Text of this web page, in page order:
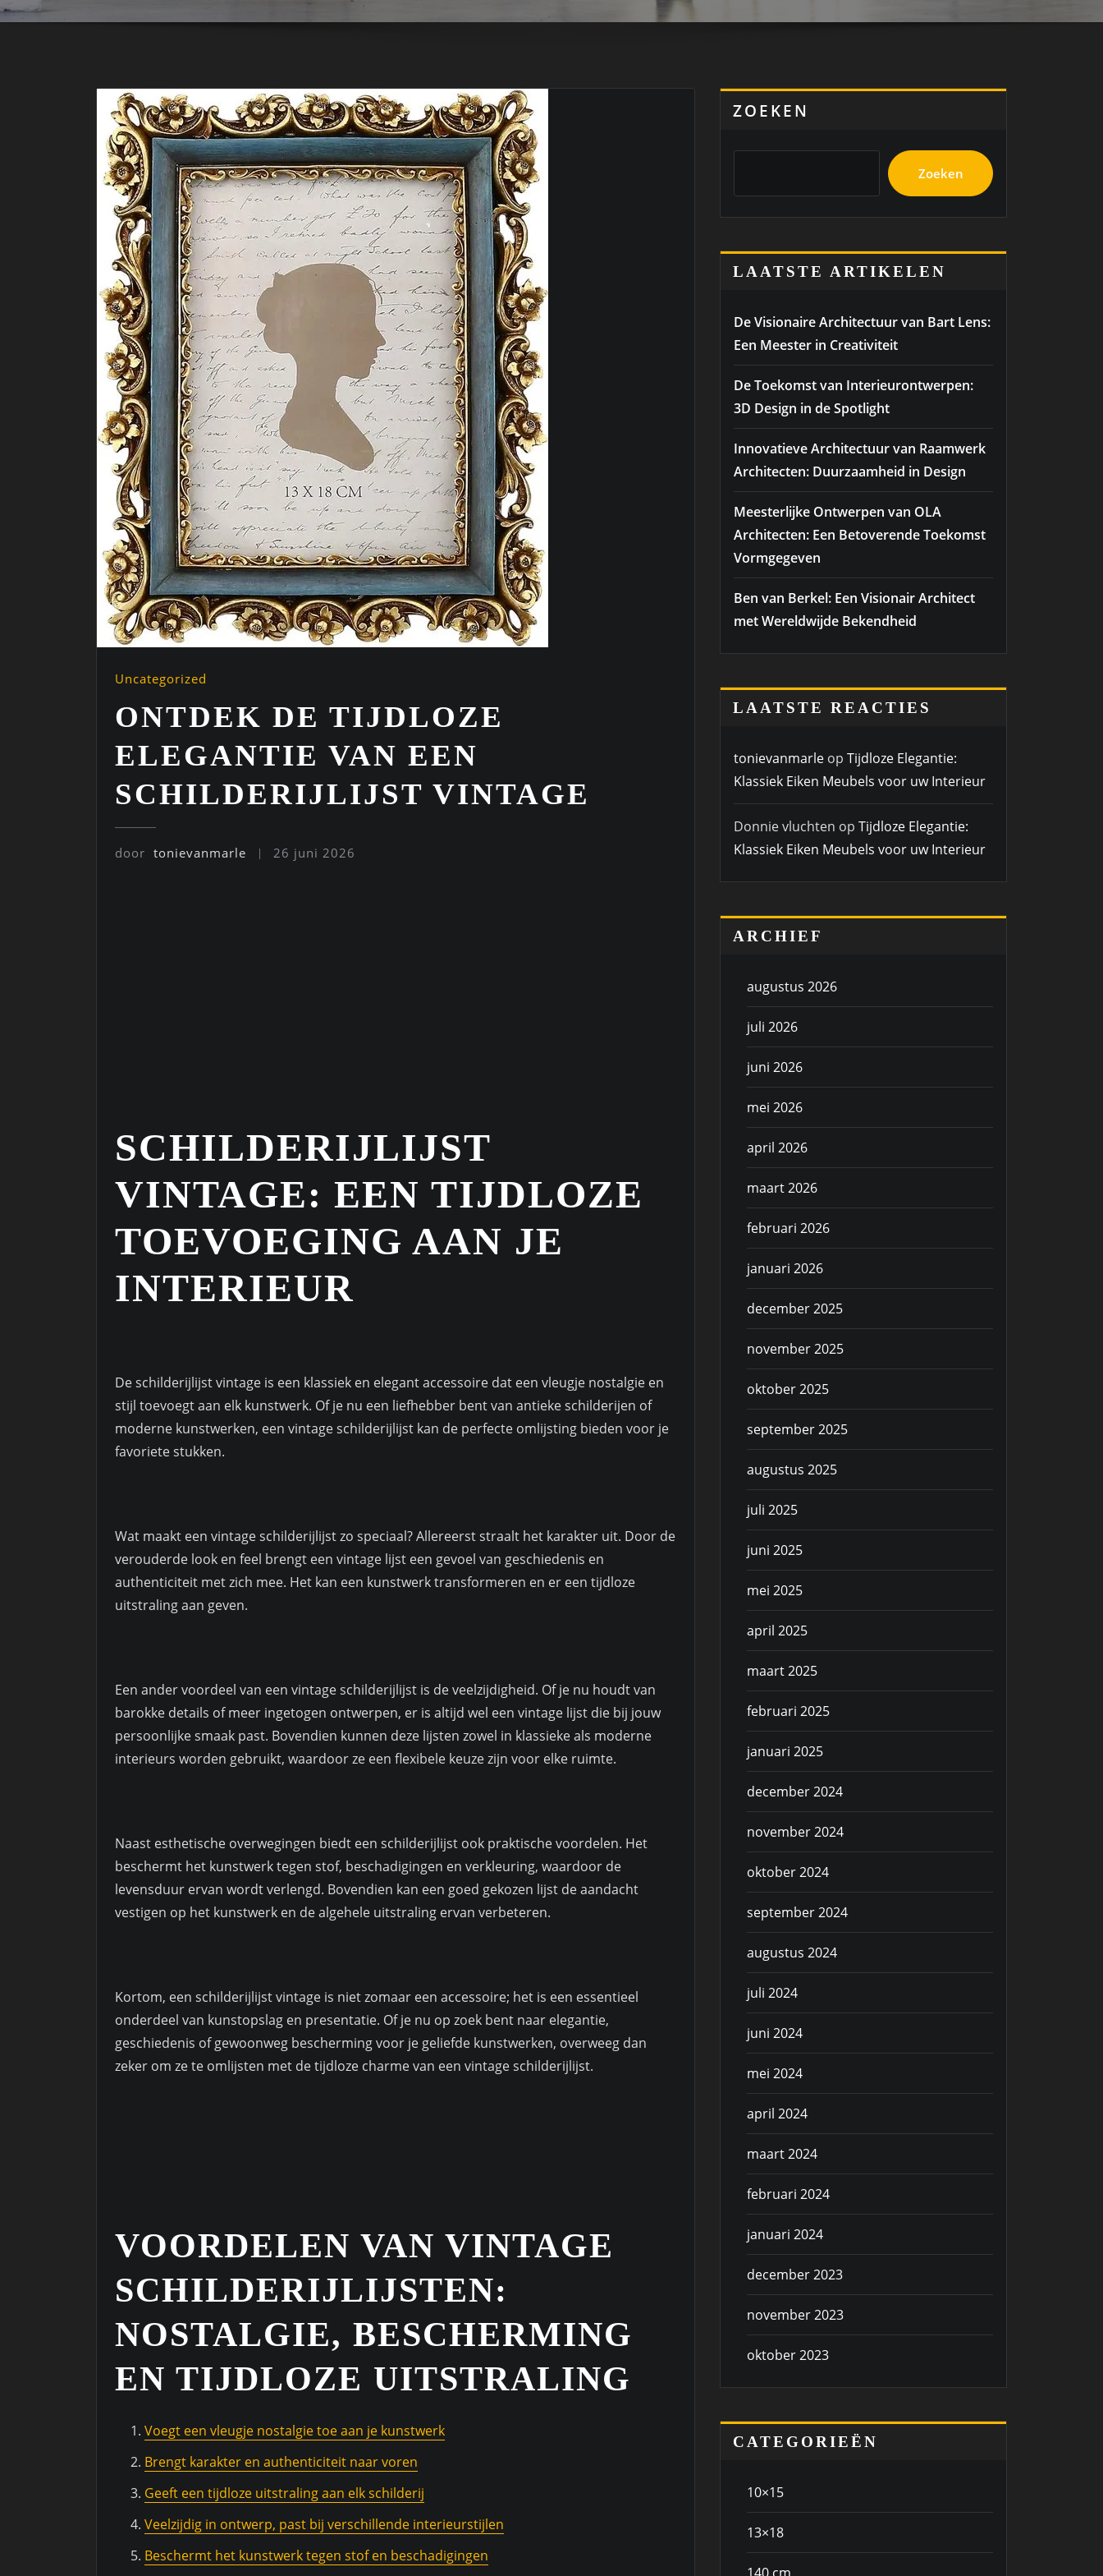
Uncategorized
ONTDEK DE TIJDLOZE
ELEGANTIE VAN EEN
SCHILDERIJLIJST VINTAGE
door tonievanmarle 26 juni 2026
SCHILDERIJLIJST
VINTAGE: EEN TIJDLOZE
TOEVOEGING AAN JE
INTERIEUR
De schilderijlijst vintage is een klassiek en elegant accessoire dat een vleugje nostalgie en
stijl toevoegt aan elk kunstwerk. Of je nu een liefhebber bent van antieke schilderijen of
moderne kunstwerken, een vintage schilderijlijst kan de perfecte omlijsting bieden voor je
favoriete stukken.
Wat maakt een vintage schilderijlijst zo speciaal? Allereerst straalt het karakter uit. Door de
verouderde look en feel brengt een vintage lijst een gevoel van geschiedenis en
authenticiteit met zich mee. Het kan een kunstwerk transformeren en er een tijdloze
uitstraling aan geven.
Een ander voordeel van een vintage schilderijlijst is de veelzijdigheid. Of je nu houdt van
barokke details of meer ingetogen ontwerpen, er is altijd wel een vintage lijst die bij jouw
persoonlijke smaak past. Bovendien kunnen deze lijsten zowel in klassieke als moderne
interieurs worden gebruikt, waardoor ze een flexibele keuze zijn voor elke ruimte.
Naast esthetische overwegingen biedt een schilderijlijst ook praktische voordelen. Het
beschermt het kunstwerk tegen stof, beschadigingen en verkleuring, waardoor de
levensduur ervan wordt verlengd. Bovendien kan een goed gekozen lijst de aandacht
vestigen op het kunstwerk en de algehele uitstraling ervan verbeteren.
Kortom, een schilderijlijst vintage is niet zomaar een accessoire; het is een essentieel
onderdeel van kunstopslag en presentatie. Of je nu op zoek bent naar elegantie,
geschiedenis of gewoonweg bescherming voor je geliefde kunstwerken, overweeg dan
zeker om ze te omlijsten met de tijdloze charme van een vintage schilderijlijst.
VOORDELEN VAN VINTAGE
SCHILDERIJLIJSTEN:
NOSTALGIE, BESCHERMING
EN TIJDLOZE UITSTRALING
Voegt een vleugje nostalgie toe aan je kunstwerk
Brengt karakter en authenticiteit naar voren
Geeft een tijdloze uitstraling aan elk schilderij
Veelzijdig in ontwerp, past bij verschillende interieurstijlen
Beschermt het kunstwerk tegen stof en beschadigingen
ZOEKEN
Zoeken
LAATSTE ARTIKELEN
De Visionaire Architectuur van Bart Lens:
Een Meester in Creativiteit
De Toekomst van Interieurontwerpen:
3D Design in de Spotlight
Innovatieve Architectuur van Raamwerk
Architecten: Duurzaamheid in Design
Meesterlijke Ontwerpen van OLA
Architecten: Een Betoverende Toekomst
Vormgegeven
Ben van Berkel: Een Visionair Architect
met Wereldwijde Bekendheid
LAATSTE REACTIES
tonievanmarle op Tijdloze Elegantie:
Klassiek Eiken Meubels voor uw Interieur
Donnie vluchten op Tijdloze Elegantie:
Klassiek Eiken Meubels voor uw Interieur
ARCHIEF
augustus 2026
juli 2026
juni 2026
mei 2026
april 2026
maart 2026
februari 2026
januari 2026
december 2025
november 2025
oktober 2025
september 2025
augustus 2025
juli 2025
juni 2025
mei 2025
april 2025
maart 2025
februari 2025
januari 2025
december 2024
november 2024
oktober 2024
september 2024
augustus 2024
juli 2024
juni 2024
mei 2024
april 2024
maart 2024
februari 2024
januari 2024
december 2023
november 2023
oktober 2023
CATEGORIEËN
10×15
13×18